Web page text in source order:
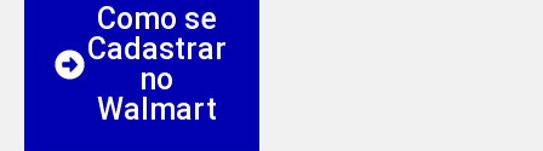
Como se
Cadastrar
no
Walmart